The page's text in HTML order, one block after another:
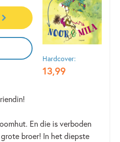
Hardcover:
13,99
En die is verboden
broer! In het diepste